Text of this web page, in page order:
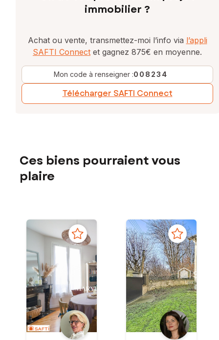
immobilier ?
Achat ou vente, transmettez-moi l’info via l’appli
SAFTI Connect et gagnez 875€ en moyenne.
Mon code à renseigner :008234
Télécharger SAFTI Connect
Ces biens pourraient vous
plaire